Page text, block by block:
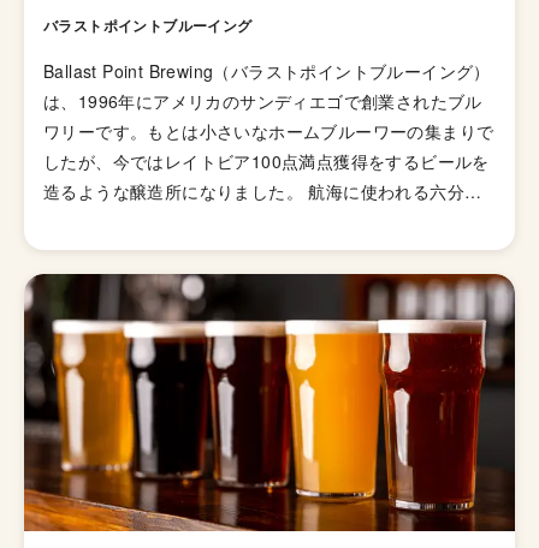
バラストポイントブルーイング
Ballast Point Brewing（バラストポイントブルーイング）
は、1996年にアメリカのサンディエゴで創業されたブル
ワリーです。もとは小さいなホームブルーワーの集まりで
したが、今ではレイトビア100点満点獲得をするビールを
造るような醸造所になりました。 航海に使われる六分儀
など、港町であるサンディエゴのらしさを存分に表現して
いるブルワリーです。Ballastも船舶のバランスをとるため
の重りという意味。 フラッグシップのスカルピンIPAを筆
頭にレイトビアで高得点のビールを複数ラインナップして
います。